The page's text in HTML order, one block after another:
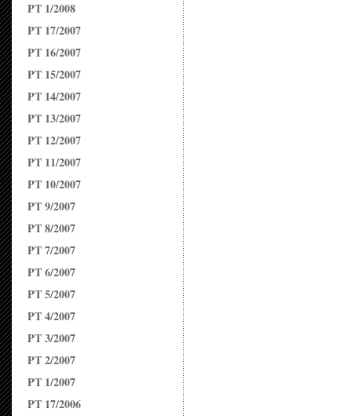
PT 1/2008
PT 17/2007
PT 16/2007
PT 15/2007
PT 14/2007
PT 13/2007
PT 12/2007
PT 11/2007
PT 10/2007
PT 9/2007
PT 8/2007
PT 7/2007
PT 6/2007
PT 5/2007
PT 4/2007
PT 3/2007
PT 2/2007
PT 1/2007
PT 17/2006